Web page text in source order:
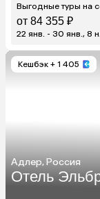
Выгодные туры на
от 84 355 ₽
22 янв. - 30 янв., 8 н.
Кешбэк + 1 405
Адлер, Россия
Отель